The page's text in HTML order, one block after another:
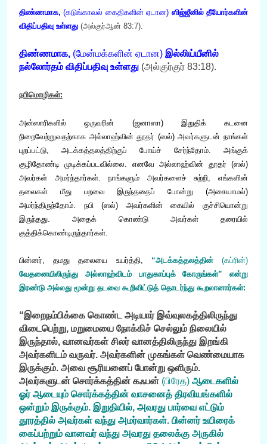
திண்ணமாக,(கடுங்காவல் கைதிகளின் ஏடான) ஸிஜ்ஜீனில் தீயோர்களின்
விதிப்பதிவு உள்ளது (அல்குர்ஆன் 83:7).
திண்ணமாக, (மேன்மக்களின் ஏடான) இல்லிய்யீனில்
நல்லோர்தம் விதிப்பதிவு உள்ளது (அல்குர்குர் 83:18).
நபிமொழிகள்:
அன்ஸாரிகளில் ஒருவரின் (ஜனாஸா) இறுதிக் கடனை
நிறைவேற்றுவதற்காக அல்லாஹ்வின் தூதர் (ஸல்) அவர்களுடன் நாங்கள்
புறப்பட்டு, அடக்கத்தலத்திற்குப் போய்ச் சேர்ந்தோம். அங்குக்
குழிதோண்டி முடிக்கப்படவில்லை. எனவே அல்லாஹ்வின் தூதர் (ஸல்)
அவர்கள் அமர்ந்தார்கள். நாங்களும் அவர்களைச் சுற்றி, எங்களின்
தலைகள் மீது பறவை இருந்ததைப் போன்று (அசையாமல்)
அமர்ந்திருந்தோம். நபி (ஸல்) அவர்களின் கையில் குச்சியொன்று
இருந்தது. அதைக் கொண்டு அவர்கள் தரையில்
குத்திக்கொண்டிருந்தார்கள்.
பின்னர், தமது தலையை உயர்த்தி, “அடக்கத்தலத்தின்(கப்ரின்)
வேதனையிலிருந்து அல்லாஹ்விடம் பாதுகாப்புக் கோருங்கள்” என்று
இரண்டு அல்லது மூன்று தடவை கூறிவிட்டுத் தொடர்ந்து கூறலானார்கள்:
“இறைநம்பிக்கை கொண்ட அடியார் இவ்வுலகத்திலிருந்து
விடைபெற்று, மறுமையை நோக்கிச் செல்லும் நிலையில்
இருந்தால், வானவர்கள் சிலர் வானத்திலிருந்து இறங்கி
அவர்களிடம் வருவர். அவர்களின் முகங்கள் வெண்மையாக
இருக்கும். அவை சூரியனைப் போன்று ஒளிரும்.
அவர்களுடன் சொர்க்கத்தின் கஃபன் (பிரேத) ஆடைகளில்
ஓர் ஆடையும் சொர்க்கத்தின் வாசனைத் திரவியங்களில்
ஒன்றும் இருக்கும். இறுதியில், அவரது பார்வை எட்டும்
தூரத்தில் அவர்கள் வந்து அமர்வார்கள். பின்னர் உயிரைக்
கைப்பற்றும் வானவர் வந்து அவரது தலைக்கு அருகில்